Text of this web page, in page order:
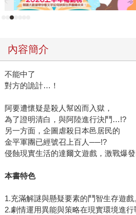
內容簡介
不能中了
對方的詭計…！
阿要遭懷疑是殺人幫凶而入獄，
為了證明清白，與阿陸進行決鬥…!?
另一方面，企圖虐殺日本邑居民的
金平軍團已經號召上百人──!?
侵蝕現實生活的達爾文遊戲，激戰爆
本書特色
1.充滿解謎與懸疑要素的鬥智生存遊戲
2.劇情運用異能與策略在現實環境進